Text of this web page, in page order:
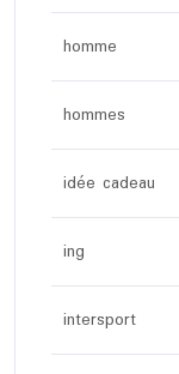
homme
hommes
idée cadeau
ing
intersport